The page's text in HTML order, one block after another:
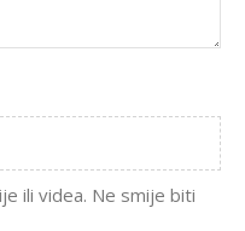
ili videa. Ne smije biti